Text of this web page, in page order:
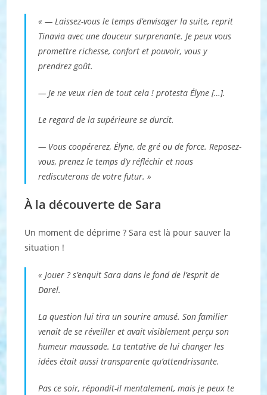
« — Laissez-vous le temps d’envisager la suite, reprit
Tinavia avec une douceur surprenante. Je peux vous
promettre richesse, confort et pouvoir, vous y
prendrez goût.
— Je ne veux rien de tout cela ! protesta Élyne […].
Le regard de la supérieure se durcit.
— Vous coopérerez, Élyne, de gré ou de force. Reposez-
vous, prenez le temps d’y réfléchir et nous
rediscuterons de votre futur. »
À la découverte de Sara
Un moment de déprime ? Sara est là pour sauver la
situation !
« Jouer ? s’enquit Sara dans le fond de l’esprit de
Darel.
La question lui tira un sourire amusé. Son familier
venait de se réveiller et avait visiblement perçu son
humeur maussade. La tentative de lui changer les
idées était aussi transparente qu’attendrissante.
Pas ce soir, répondit-il mentalement, mais je peux te